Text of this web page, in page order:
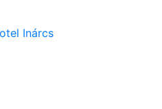
Inárcs